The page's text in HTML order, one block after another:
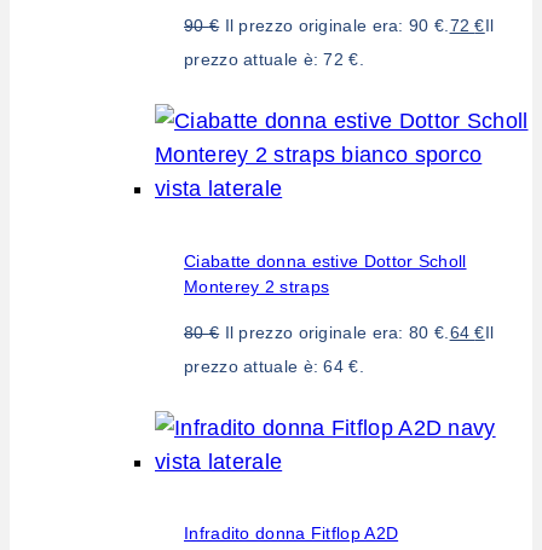
90€ Il prezzo originale era: 90 €.72€Il
prezzo attuale è: 72 €.
Ciabatte donna estive Dottor Scholl
Monterey 2 straps
80€ Il prezzo originale era: 80 €. 64€Il
prezzo attuale è: 64 €.
Infradito donna Fitflop A2D